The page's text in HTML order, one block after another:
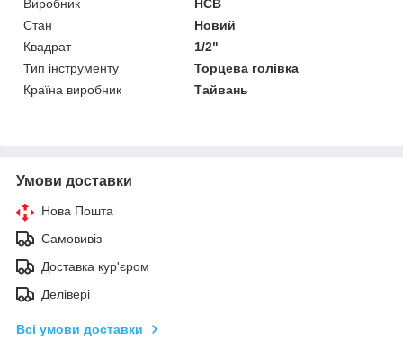
Виробник
HCB
Стан
Новий
Квадрат
1/2"
Тип інструменту
Торцева голівка
Країна виробник
Тайвань
Умови доставки
Нова Пошта
Самовивіз
Доставка кур'єром
Делівері
Всі умови доставки